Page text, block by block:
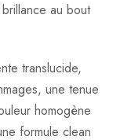
au bout
translucide,
une tenue
homogène
formule clean